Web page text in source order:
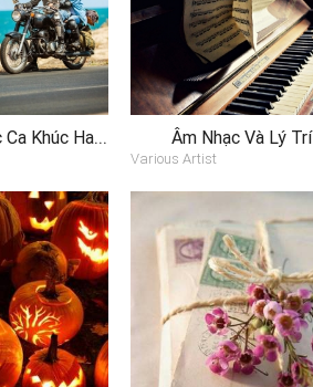
Tuyển Tập Các Ca Khúc Hay Nhất Về Phượt Âm Nhạc Và Lý Trí
Various Artist